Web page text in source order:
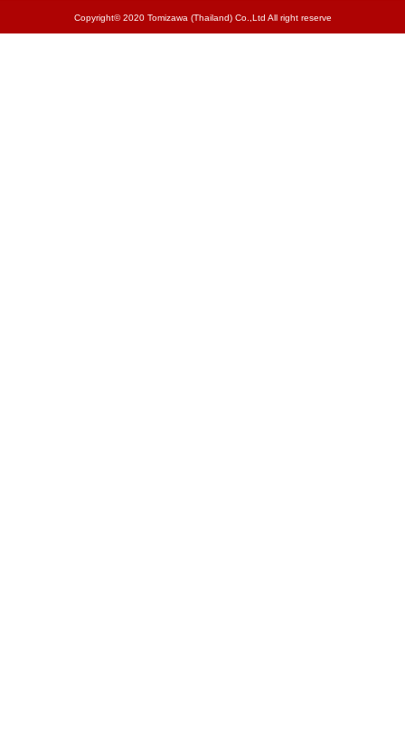
Copyright© 2020 Tomizawa (Thailand) Co.,Ltd All right reserve